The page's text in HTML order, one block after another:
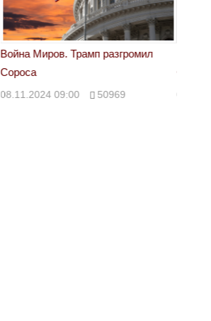
Война Миров. Трамп разгромил
Сороса
08.11.2024 09:00 50969